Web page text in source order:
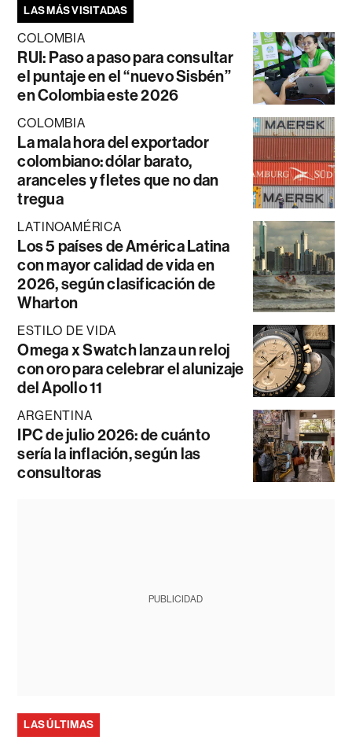
LAS MÁS VISITADAS
COLOMBIA
RUI: Paso a paso para consultar
el puntaje en el “nuevo Sisbén”
en Colombia este 2026
COLOMBIA
La mala hora del exportador
colombiano: dólar barato,
aranceles y fletes que no dan
tregua
LATINOAMÉRICA
Los 5 países de América Latina
con mayor calidad de vida en
2026, según clasificación de
Wharton
ESTILO DE VIDA
Omega x Swatch lanza un reloj
con oro para celebrar el alunizaje
del Apollo 11
ARGENTINA
IPC de julio 2026: de cuánto
sería la inflación, según las
consultoras
PUBLICIDAD
LAS ÚLTIMAS